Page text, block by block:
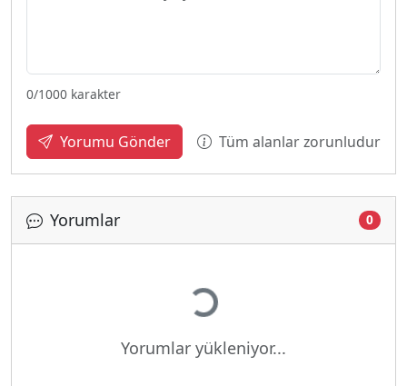
0/1000 karakter
Yorumu Gönder Tüm alanlar zorunludur
Yorumlar 0
Yükleniyor...
Yorumlar yükleniyor...